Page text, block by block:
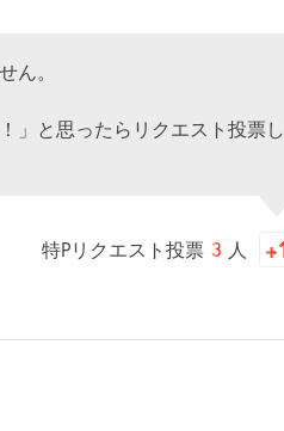
ん。
」と思ったらリクエスト投票し
特Pリクエスト投票 3 人